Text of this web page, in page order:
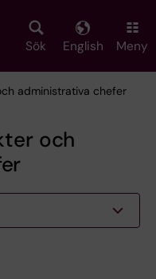
Sök English Meny
administrativa chefer
och